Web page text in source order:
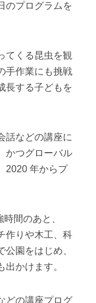
のプログラムを
てくる昆虫を観
手作業にも挑戦
長する子どもを
話などの講座に
かつグローバル
2020 年からプ
間のあと、
作りや木工、科
園をはじめ、
かけます。
どの講座プログ